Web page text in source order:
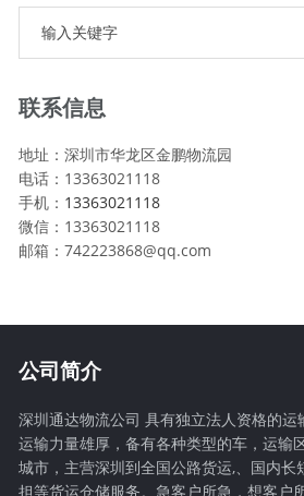
联系信息
地址：深圳市华龙区金鹏物流园
电话：13363021118
手机： 13363021118
微信：13363021118
邮箱：742223868@qq.com
公司简介
深圳通达物流公司 具有独立法人资格的运
运输力量雄厚，备有各种类型的车，运输
城市，主营深圳到全国公路货运,、国内长
担等货运仓储服务。急客户所急，想客户